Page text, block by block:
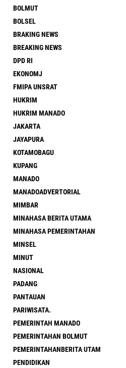
BOLMUT
BOLSEL
BRAKING NEWS
BREAKING NEWS
DPD RI
EKONOMJ
FMIPA UNSRAT
HUKRIM
HUKRIM MANADO
JAKARTA
JAYAPURA
KOTAMOBAGU
KUPANG
MANADO
MANADOADVERTORIAL
MIMBAR
MINAHASA BERITA UTAMA
MINAHASA PEMERINTAHAN
MINSEL
MINUT
NASIONAL
PADANG
PANTAUAN
PARIWISATA.
PEMERINTAH MANADO
PEMERINTAHAN BOLMUT
PEMERINTAHANBERITA UTAM
PENDIDIKAN